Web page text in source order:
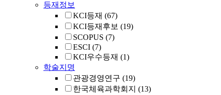
등재정보
KCI등재 (67)
KCI등재후보 (19)
SCOPUS (7)
ESCI (7)
KCI우수등재 (1)
학술지명
관광경영연구 (19)
한국체육과학회지 (13)